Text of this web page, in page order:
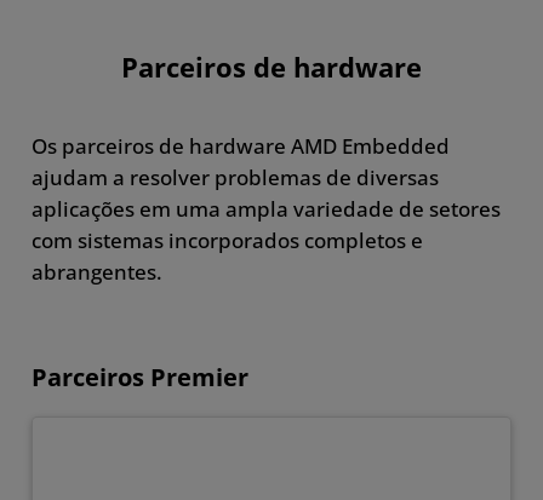
Catálogo de parceiros
Recursos de parceiros
Obtenha
Parceiros de hardware
Os parceiros de hardware AMD Embedded
ajudam a resolver problemas de diversas
aplicações em uma ampla variedade de setores
com sistemas incorporados completos e
abrangentes.
Parceiros Premier